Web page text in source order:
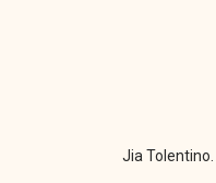
Jia Tolentino.